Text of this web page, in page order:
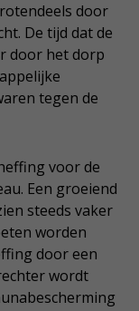
door
De tijd dat de
door het dorp
tegen de
voor de
Een groeiend
steeds vaker
worden
door een
wordt